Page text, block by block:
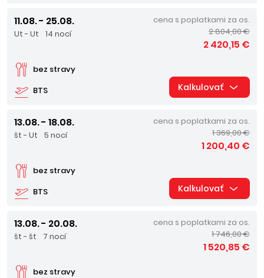
11.08. - 25.08.
Ut - Ut 14 nocí
BTS
bez stravy
cena s poplatkami za os.
2 804,00 €
2 420,15 €
Kalkulovať
13.08. - 18.08.
št - Ut 5 nocí
BTS
bez stravy
cena s poplatkami za os.
1 369,00 €
1 200,40 €
Kalkulovať
13.08. - 20.08.
št - št 7 nocí
bez stravy
cena s poplatkami za os.
1 746,00 €
1 520,85 €